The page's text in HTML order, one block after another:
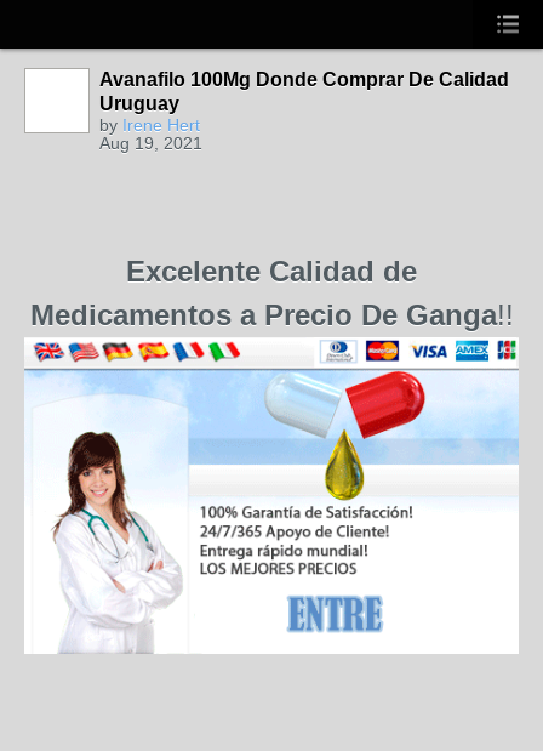
Avanafilo 100Mg Donde Comprar De Calidad
Uruguay
by Irene Hert
Aug 19, 2021
Excelente Calidad de
Medicamentos a Precio De Ganga!!